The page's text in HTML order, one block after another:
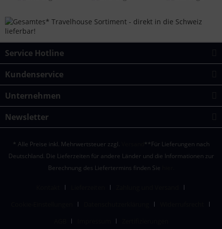
Service Hotline
Kundenservice
Unternehmen
Newsletter
* Alle Preise inkl. Mehrwertsteuer zzgl.
**Für Lieferungen nach
Deutschland. Die Lieferzeiten für andere Länder und die Informationen zur
Berechnung des Liefertermins finden Sie